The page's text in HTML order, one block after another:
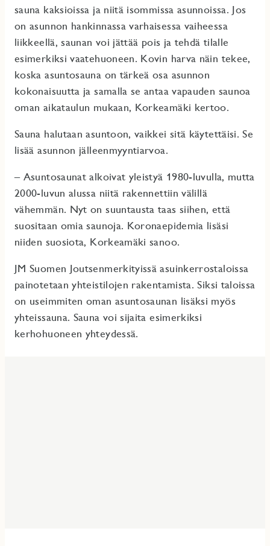
sauna kaksioissa ja niitä isommissa asunnoissa. Jos
on asunnon hankinnassa varhaisessa vaiheessa
liikkeellä, saunan voi jättää pois ja tehdä tilalle
esimerkiksi vaatehuoneen. Kovin harva näin tekee,
koska asuntosauna on tärkeä osa asunnon
kokonaisuutta ja samalla se antaa vapauden saunoa
oman aikataulun mukaan, Korkeamäki kertoo.
Sauna halutaan asuntoon, vaikkei sitä käytettäisi. Se
lisää asunnon jälleenmyyntiarvoa.
– Asuntosaunat alkoivat yleistyä 1980-luvulla, mutta
2000-luvun alussa niitä rakennettiin välillä
vähemmän. Nyt on suuntausta taas siihen, että
suositaan omia saunoja. Koronaepidemia lisäsi
niiden suosiota, Korkeamäki sanoo.
JM Suomen Joutsenmerkityissä asuinkerrostaloissa
painotetaan yhteistilojen rakentamista. Siksi taloissa
on useimmiten oman asuntosaunan lisäksi myös
yhteissauna. Sauna voi sijaita esimerkiksi
kerhohuoneen yhteydessä.